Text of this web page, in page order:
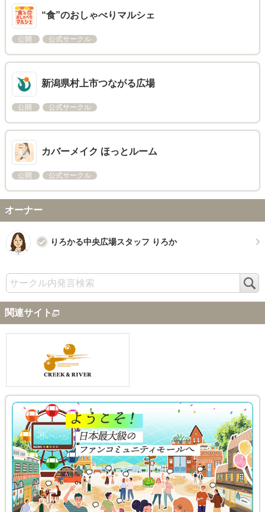
“食”のおしゃべりマルシェ
公開 公式サークル
新潟県村上市つながる広場
公開 公式サークル
カバーメイク ほっとルーム
公開 公式サークル
オーナー
りろかる中央広場スタッフ りろか
関連サイト